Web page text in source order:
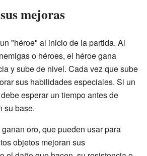
mejoras
"héroe" al inicio de la partida. Al
o héroes, el héroe gana
y sube de nivel. Cada vez que sube
sus habilidades especiales. Si un
esperar un tiempo antes de
su base.
oro, que pueden usar para
objetos mejoran sus